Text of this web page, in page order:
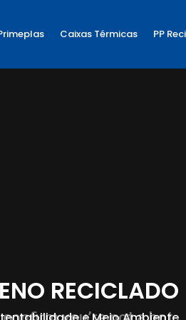
Caixas Térmicas PP
RECICLADO